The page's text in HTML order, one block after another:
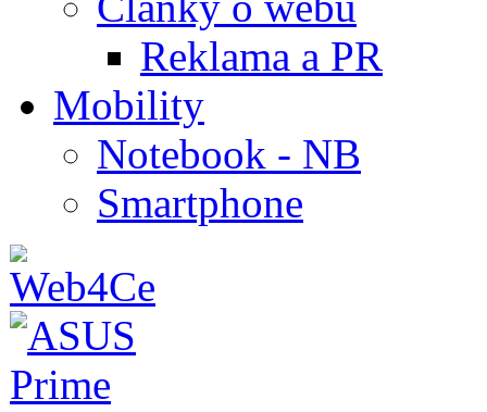
Reklama a PR
Mobility
Notebook - NB
Smartphone